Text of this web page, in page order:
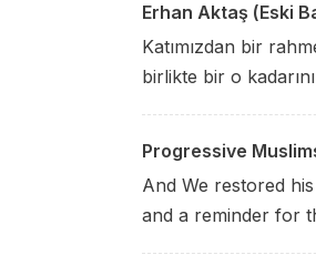
Erhan Aktaş (Eski
Katımızdan bir
birlikte bir o
Progressive
And We restored
and a reminder for